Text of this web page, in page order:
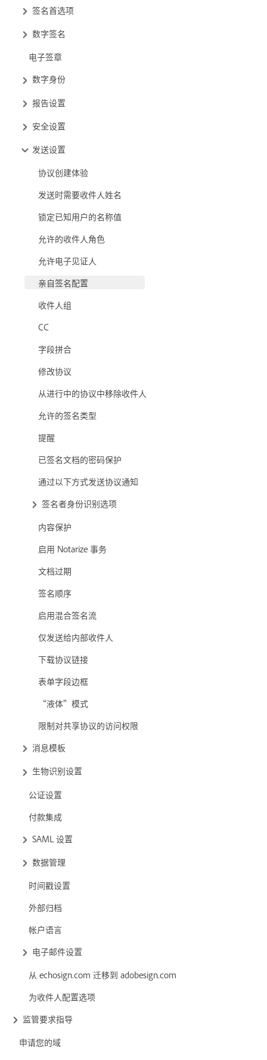
签名首选项
数字签名
电子签章
数字身份
报告设置
安全设置
发送设置
协议创建体验
发送时需要收件人姓名
锁定已知用户的名称值
允许的收件人角色
允许电子见证人
亲自签名配置
收件人组
CC
字段拼合
修改协议
从进行中的协议中移除收件人
允许的签名类型
提醒
已签名文档的密码保护
通过以下方式发送协议通知
签名者身份识别选项
内容保护
启用 Notarize 事务
文档过期
签名顺序
启用混合签名流
仅发送给内部收件人
下载协议链接
表单字段边框
“液体”模式
限制对共享协议的访问权限
消息模板
生物识别设置
公证设置
付款集成
SAML 设置
数据管理
时间戳设置
外部归档
帐户语言
电子邮件设置
从 echosign.com 迁移到 adobesign.com
为收件人配置选项
监管要求指导
申请您的域